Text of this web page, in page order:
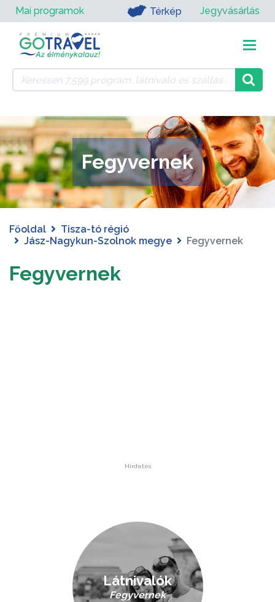
Mai programok Térkép Jegyvásárlás
Fegyvernek
Főoldal
Tisza-tó régió
Jász-Nagykun-Szolnok megye
Fegyvernek
Fegyvernek
Hirdetés
Látnivalók
Fegyvernek